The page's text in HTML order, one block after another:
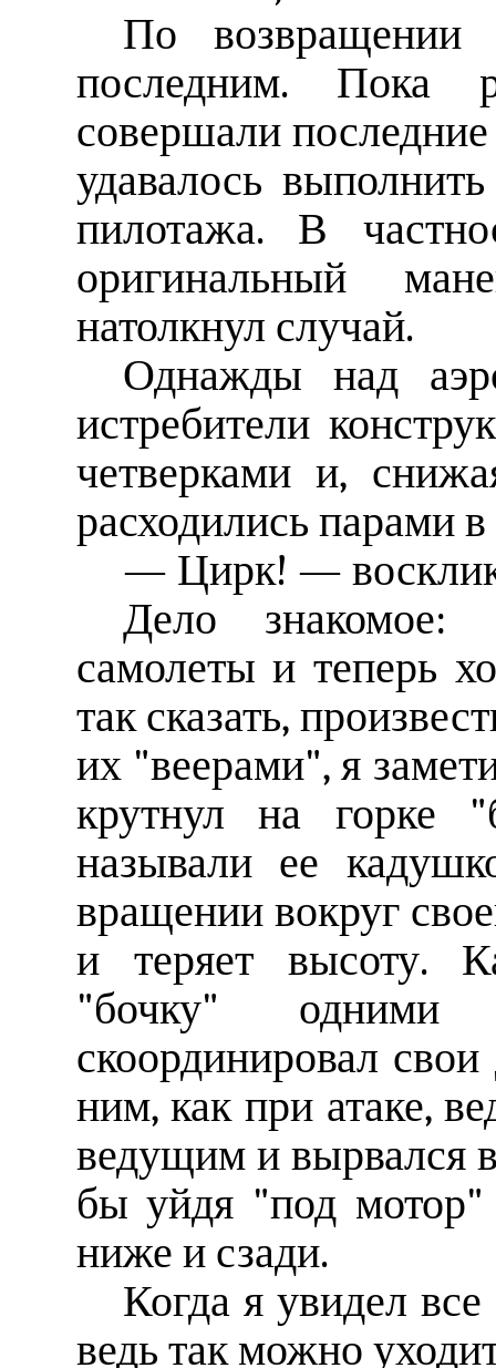
По возвращении
последним. Пока
совершали
удавалось
пилотажа. В
оригинальный
натолкнул случай.
Однажды над
истребители
четверками и,
расходились парами
— Цирк! —
Дело знакомое:
самолеты и теперь
так сказать,
их "веерами", я
крутнул на горке
называли ее
вращении вокруг
и теряет высоту.
"бочку"
скоординировал
ним, как при атаке,
ведущим и вырвался
бы уйдя "под мотор"
ниже и сзади.
Когда я увидел
ведь так можно